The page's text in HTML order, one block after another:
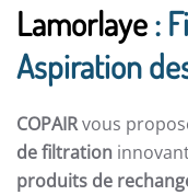
Lamorlaye:
Aspiration
COPAIRvous
de filtration
produits de